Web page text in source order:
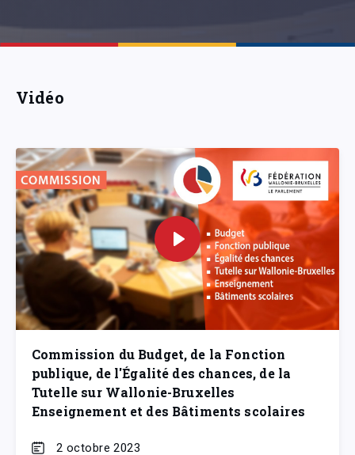
Vidéo
Commission du Budget, de la Fonction
publique, de l'Égalité des chances, de la
Tutelle sur Wallonie-Bruxelles
Enseignement et des Bâtiments scolaires
2 octobre 2023